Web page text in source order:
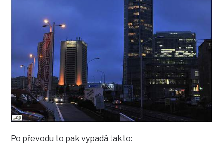
Po převodu to pak vypadá takto: